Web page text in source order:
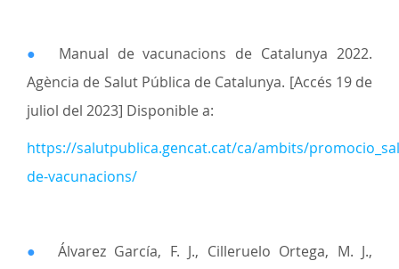
● Manual de vacunacions de Catalunya 2022.
Agència de Salut Pública de Catalunya. [Accés 19 de
juliol del 2023] Disponible a:
https://salutpublica.gencat.cat/ca/ambits/
de-vacunacions/
● Álvarez García, F. J., Cilleruelo Ortega, M. J.,